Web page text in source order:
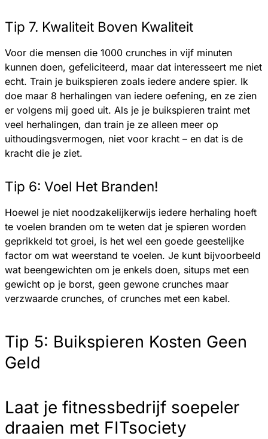
Tip 7. Kwaliteit Boven Kwaliteit
Voor die mensen die 1000 crunches in vijf minuten
kunnen doen, gefeliciteerd, maar dat interesseert me niet
echt. Train je buikspieren zoals iedere andere spier. Ik
doe maar 8 herhalingen van iedere oefening, en ze zien
er volgens mij goed uit. Als je je buikspieren traint met
veel herhalingen, dan train je ze alleen meer op
uithoudingsvermogen, niet voor kracht – en dat is de
kracht die je ziet.
Tip 6: Voel Het Branden!
Hoewel je niet noodzakelijkerwijs iedere herhaling hoeft
te voelen branden om te weten dat je spieren worden
geprikkeld tot groei, is het wel een goede geestelijke
factor om wat weerstand te voelen. Je kunt bijvoorbeeld
wat beengewichten om je enkels doen, situps met een
gewicht op je borst, geen gewone crunches maar
verzwaarde crunches, of crunches met een kabel.
Tip 5: Buikspieren Kosten Geen
Geld
Laat je fitnessbedrijf soepeler
draaien met FITsociety